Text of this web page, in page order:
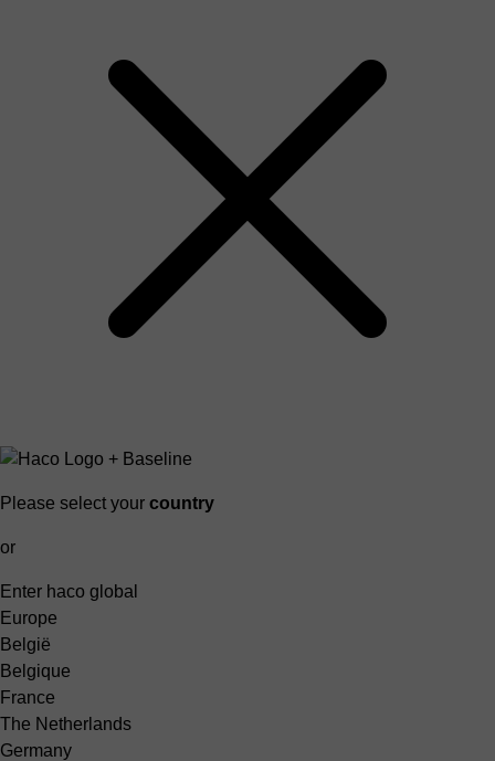
Please select your country
or
Enter haco global
Europe
België
Belgique
France
The Netherlands
Germany